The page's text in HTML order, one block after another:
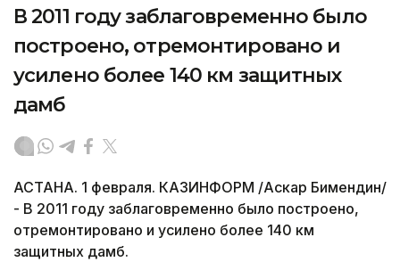
В 2011 году заблаговременно было
построено, отремонтировано и
усилено более 140 км защитных
дамб
АСТАНА. 1 февраля. КАЗИНФОРМ /Аскар Бимендин/
- В 2011 году заблаговременно было построено,
отремонтировано и усилено более 140 км
защитных дамб.